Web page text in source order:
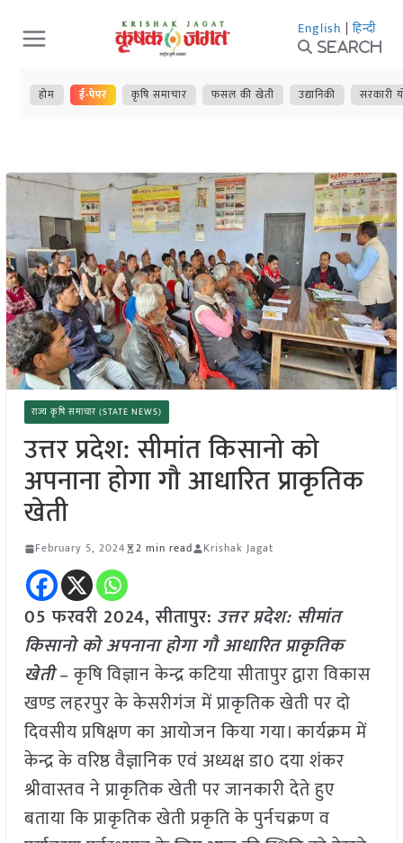
Skip
to
content
English | हिन्दी
Search
होम ई-पेपर कृषि समाचार फसल की खेती उद्यानिकी सरकारी
राज्य कृषि समाचार (STATE NEWS)
उत्तर प्रदेश: सीमांत किसानो को
अपनाना होगा गौ आधारित प्राकृतिक
खेती
February 5, 2024 2 min read Krishak Jagat
05 फरवरी 2024, सीतापुर: उत्तर प्रदेश: सीमांत
किसानो को अपनाना होगा गौ आधारित प्राकृतिक
खेती– कृषि विज्ञान केन्द्र कटिया सीतापुर द्वारा विकास
खण्ड लहरपुर के केसरीगंज में प्राकृतिक खेती पर दो
दिवसीय प्रषिक्षण का आयोजन किया गया। कार्यक्रम में
केन्द्र के वरिष्ठ वैज्ञानिक एवं अध्यक्ष डा0 दया शंकर
श्रीवास्तव ने प्राकृतिक खेती पर जानकारी देते हुए
बताया कि प्राकृतिक खेती प्रकृति के पुर्नचक्रण व